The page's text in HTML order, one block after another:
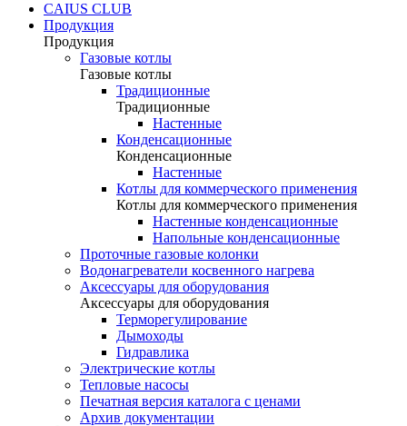
CAIUS CLUB
Продукция
Продукция
Газовые котлы
Газовые котлы
Традиционные
Традиционные
Настенные
Конденсационные
Конденсационные
Настенные
Котлы для коммерческого применения
Котлы для коммерческого применения
Настенные конденсационные
Напольные конденсационные
Проточные газовые колонки
Водонагреватели косвенного нагрева
Аксессуары для оборудования
Аксессуары для оборудования
Терморегулирование
Дымоходы
Гидравлика
Электрические котлы
Тепловые насосы
Печатная версия каталога с ценами
Архив документации